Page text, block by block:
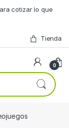
cotizar lo que
Tienda
0